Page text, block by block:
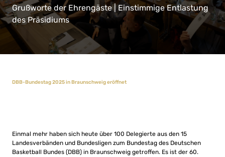
Grußworte der Ehrengäste | Einstimmige Entlastung
des Präsidiums
DBB-Bundestag 2025 in Braunschweig eröffnet
Einmal mehr haben sich heute über 100 Delegierte aus den 15
Landesverbänden und Bundesligen zum Bundestag des Deutschen
Basketball Bundes (DBB) in Braunschweig getroffen. Es ist der 60.